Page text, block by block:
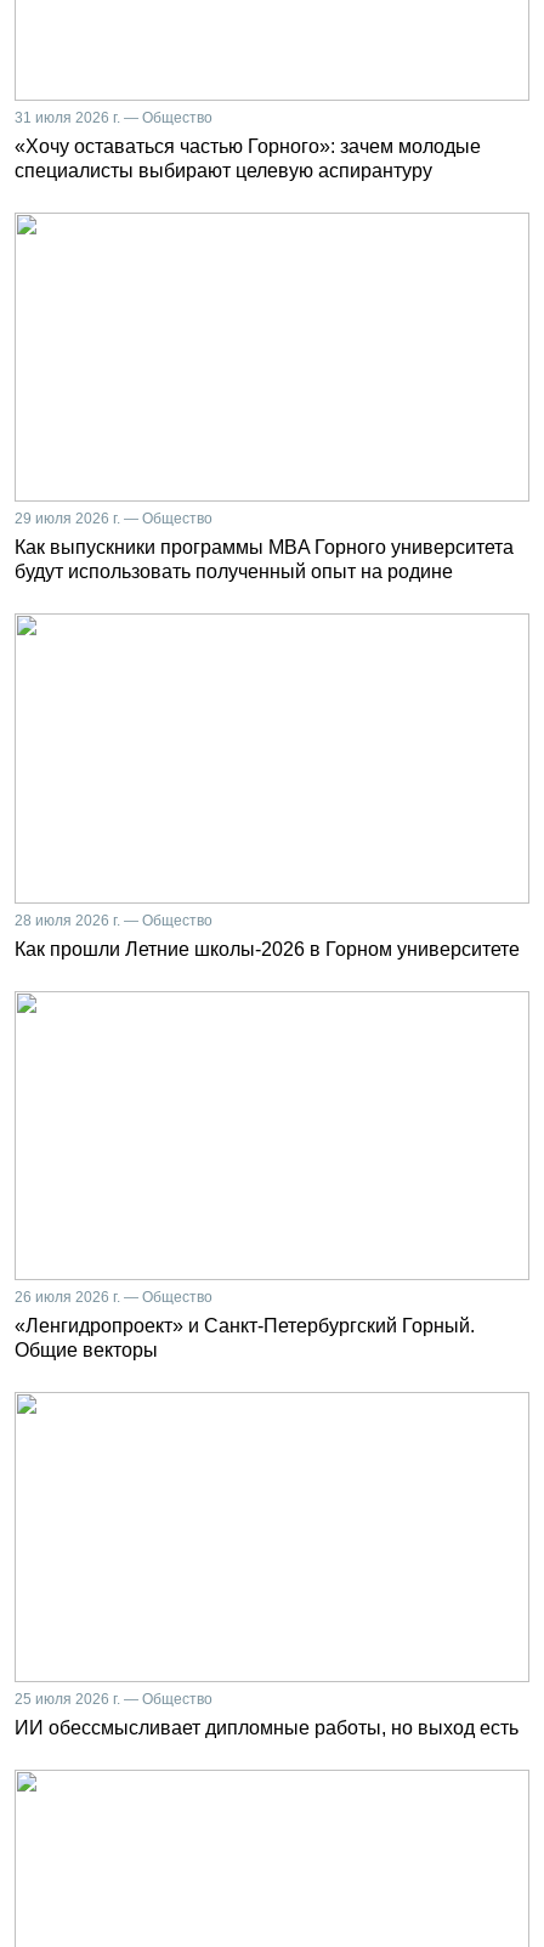
31 июля 2026 г. — Общество
«Хочу оставаться частью Горного»: зачем молодые
специалисты выбирают целевую аспирантуру
29 июля 2026 г. — Общество
Как выпускники программы MBA Горного университета
будут использовать полученный опыт на родине
28 июля 2026 г. — Общество
Как прошли Летние школы-2026 в Горном университете
26 июля 2026 г. — Общество
«Ленгидропроект» и Санкт-Петербургский Горный.
Общие векторы
25 июля 2026 г. — Общество
ИИ обессмысливает дипломные работы, но выход есть